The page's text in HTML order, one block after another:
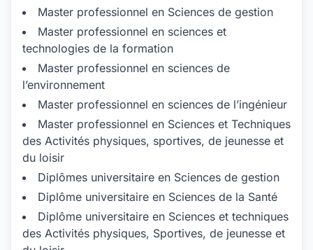
Master professionnel en Sciences de gestion
Master professionnel en sciences et
technologies de la formation
Master professionnel en sciences de
l’environnement
Master professionnel en sciences de l’ingénieur
Master professionnel en Sciences et Techniques
des Activités physiques, sportives, de jeunesse et
du loisir
Diplômes universitaire en Sciences de gestion
Diplôme universitaire en Sciences de la Santé
Diplôme universitaire en Sciences et techniques
des Activités physiques, Sportives, de jeunesse et